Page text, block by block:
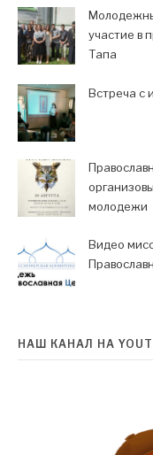
участие в
Тапа
Встреча с
молодежи
Видео
НАШ КАНАЛ НА